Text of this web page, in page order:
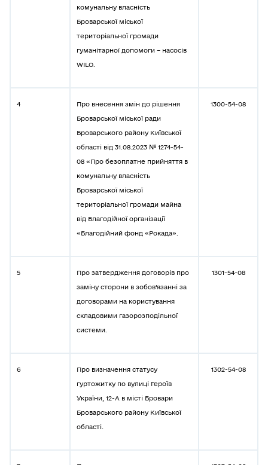
комунальну власність
Броварської міської
територіальної громади
гуманітарної допомоги – насосів
WILO.
4
Про внесення змін до рішення
Броварської міської ради
Броварського району Київської
області від 31.08.2023 № 1274-54-
08 «Про безоплатне прийняття в
комунальну власність
Броварської міської
територіальної громади майна
від Благодійної організації
«Благодійний фонд «Рокада».
1300-54-08
5
Про затвердження договорів про
заміну сторони в зобов’язанні за
договорами на користування
складовими газорозподільної
системи.
1301-54-08
6
Про визначення статусу
гуртожитку по вулиці Героїв
України, 12-А в місті Бровари
Броварського району Київської
області.
1302-54-08